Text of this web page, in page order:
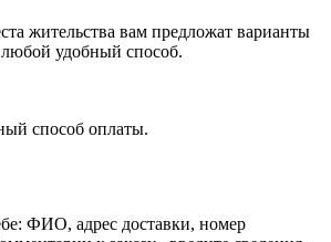
жительства вам предложат варианты
удобный способ.
способ оплаты.
ФИО, адрес доставки, номер